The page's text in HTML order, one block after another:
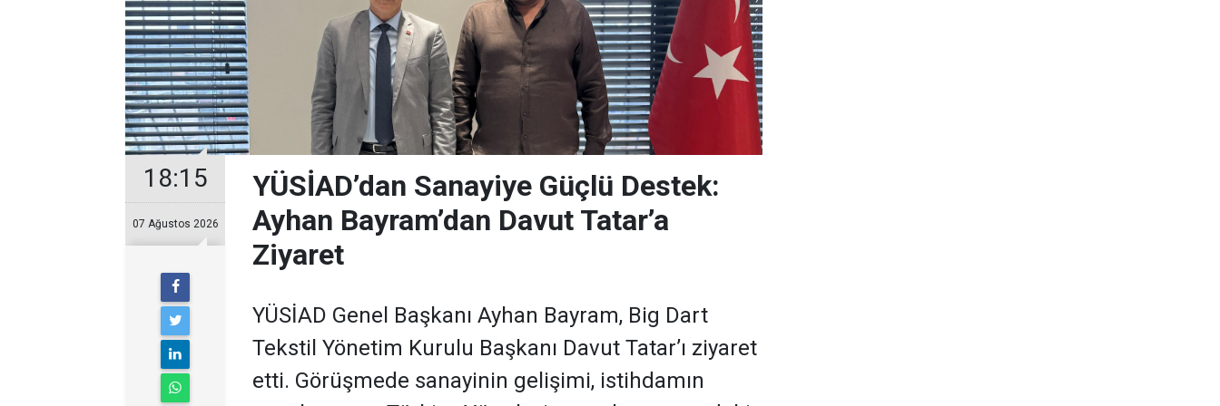
18:15
07 Ağustos 2026
YÜSİAD’dan Sanayiye Güçlü Destek:
Ayhan Bayram’dan Davut Tatar’a
Ziyaret
YÜSİAD Genel Başkanı Ayhan Bayram, Big Dart
Tekstil Yönetim Kurulu Başkanı Davut Tatar’ı ziyaret
etti. Görüşmede sanayinin gelişimi, istihdamın